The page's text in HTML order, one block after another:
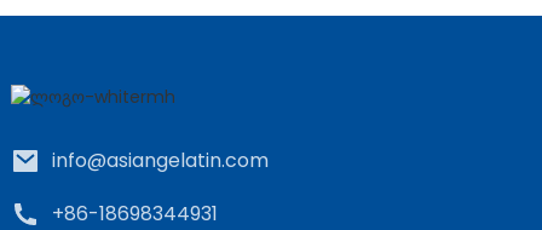
info@asiangelatin.com
+86-18698344931